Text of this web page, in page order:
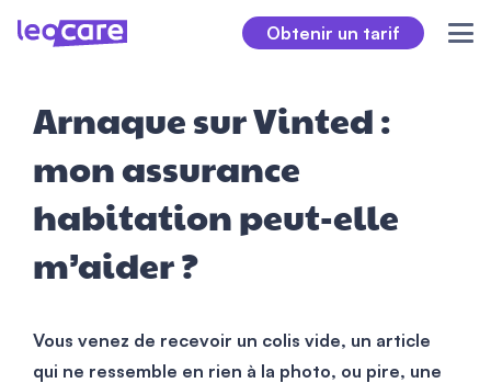
Obtenir un tarif
Arnaque sur Vinted :
mon assurance
habitation peut-elle
m’aider ?
Vous venez de recevoir un colis vide, un article
qui ne ressemble en rien à la photo, ou pire, une